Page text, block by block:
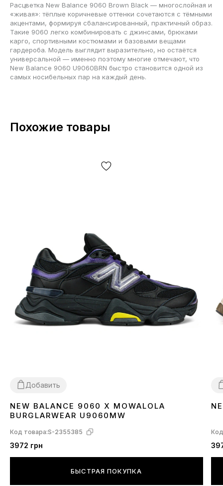
Расцветка New Balance 9060 Brown Black — многослойная и
«живая»: тёплые коричневые оттенки сочетаются с тёмными
акцентами, формируя сбалансированный, практичный образ.
Такие 9060 легко комбинировать с джинсами, брюками
карго, спортивными костюмами и базовыми вещами
гардероба. Модель выглядит выразительно, но остаётся
универсальной — именно поэтому многие отмечают, что
New Balance 9060 U9060BRN быстро становится одной из
самых носибельных пар на каждый день.
Похожие товары
Добавить
41
NEW BALANCE 9060 X MOWALOLA
BURGLARWEAR U9060MW
Код товара:S-2355385
3972 грн
БЫСТРАЯ ПОКУПКА